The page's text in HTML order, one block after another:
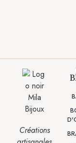
Créations